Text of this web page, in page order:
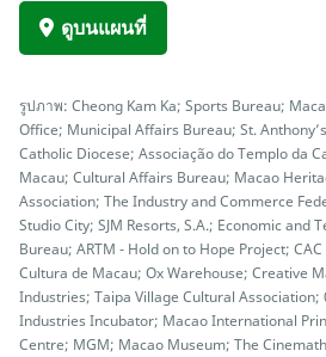
ดูบนแผนที่
รูปภาพ: Cheong Kam Ka; Sports Bureau;
Office; Municipal Affairs Bureau; St.
Catholic Diocese; Associação do Templo da
Macau; Cultural Affairs Bureau; Macao
Association; The Industry and Commerce
Studio City; SJM Resorts, S.A.; Economic and
Bureau; ARTM - Hold on to Hope Project;
Cultura de Macau; Ox Warehouse; Creative
Industries; Taipa Village Cultural Association;
Industries Incubator; Macao International
Centre; MGM; Macao Museum; The